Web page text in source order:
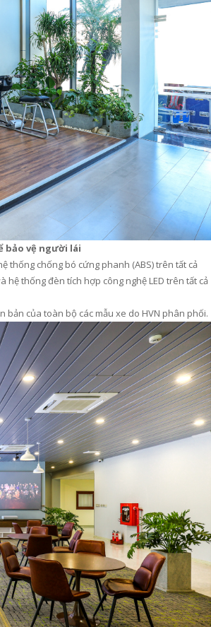
bảo vệ người lái
thống chống bó cứng phanh (ABS)trên tất cả
hệ thống đèn tích hợp công nghệ LED trên tất cả
bản của toàn bộ các mẫu xe do HVN phân phối.